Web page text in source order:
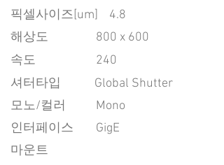
픽셀사이즈[um]
4.8
​해상도
800 x 600
속도
240
​셔터타입
Global Shutter
모노/컬러
Mono
인터페이스
GigE
마운트